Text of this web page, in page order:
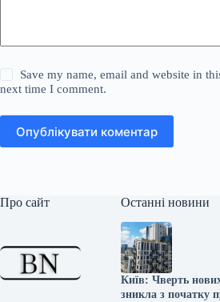
Save my name, email and website in
next time I comment.
Опублікувати коментар
Про сайт Останні новини
Київ: Чверть
зникла з початку